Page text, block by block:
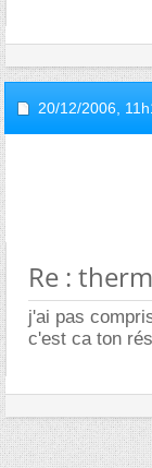
20/12/2006,
Re :
j'ai pas
c'est ca ton